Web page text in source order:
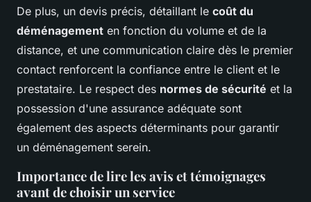
De plus, un devis précis, détaillant le coût du
déménagement en fonction du volume et de la
distance, et une communication claire dès le premier
contact renforcent la confiance entre le client et le
prestataire. Le respect des normes de sécurité et la
possession d'une assurance adéquate sont
également des aspects déterminants pour garantir
un déménagement serein.
Importance de lire les avis et témoignages
avant de choisir un service